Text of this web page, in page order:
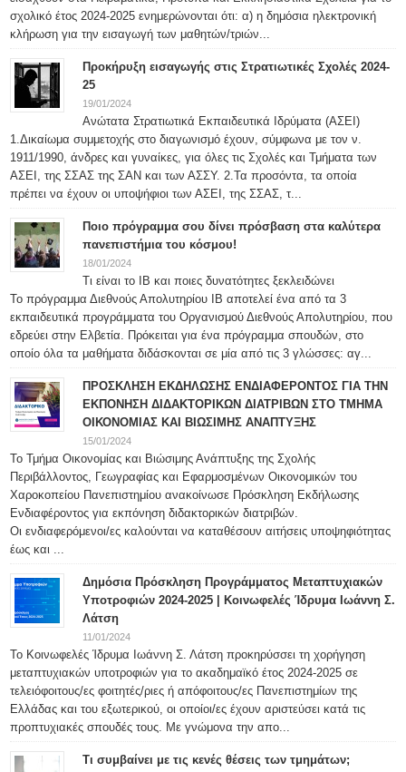
σχολικό έτος 2024-2025 ενημερώνονται ότι: α) η δημόσια ηλεκτρονική
κλήρωση για την εισαγωγή των μαθητών/τριών...
Προκήρυξη εισαγωγής στις Στρατιωτικές Σχολές 2024-
25
19/01/2024
Ανώτατα Στρατιωτικά Εκπαιδευτικά Ιδρύματα (ΑΣΕΙ)
1.Δικαίωμα συμμετοχής στο διαγωνισμό έχουν, σύμφωνα με τον ν.
1911/1990, άνδρες και γυναίκες, για όλες τις Σχολές και Τμήματα των
ΑΣΕΙ, της ΣΣΑΣ της ΣΑΝ και των ΑΣΣΥ. 2.Τα προσόντα, τα οποία
πρέπει να έχουν οι υποψήφιοι των ΑΣΕΙ, της ΣΣΑΣ, τ...
Ποιο πρόγραμμα σου δίνει πρόσβαση στα καλύτερα
πανεπιστήμια του κόσμου!
18/01/2024
Τι είναι το IB και ποιες δυνατότητες ξεκλειδώνει
Το πρόγραμμα Διεθνούς Απολυτηρίου IB αποτελεί ένα από τα 3
εκπαιδευτικά προγράμματα του Οργανισμού Διεθνούς Απολυτηρίου, που
εδρεύει στην Ελβετία. Πρόκειται για ένα πρόγραμμα σπουδών, στο
οποίο όλα τα μαθήματα διδάσκονται σε μία από τις 3 γλώσσες: αγ...
ΠΡΟΣΚΛΗΣΗ ΕΚΔΗΛΩΣΗΣ ΕΝΔΙΑΦΕΡΟΝΤΟΣ ΓΙΑ ΤΗΝ
ΕΚΠΟΝΗΣΗ ΔΙΔΑΚΤΟΡΙΚΩΝ ΔΙΑΤΡΙΒΩΝ ΣΤΟ ΤΜΗΜΑ
ΟΙΚΟΝΟΜΙΑΣ ΚΑΙ ΒΙΩΣΙΜΗΣ ΑΝΑΠΤΥΞΗΣ
15/01/2024
Το Τμήμα Οικονομίας και Βιώσιμης Ανάπτυξης της Σχολής
Περιβάλλοντος, Γεωγραφίας και Εφαρμοσμένων Οικονομικών του
Χαροκοπείου Πανεπιστημίου ανακοίνωσε Πρόσκληση Εκδήλωσης
Ενδιαφέροντος για εκπόνηση διδακτορικών διατριβών.
Οι ενδιαφερόμενοι/ες καλούνται να καταθέσουν αιτήσεις υποψηφιότητας
έως και ...
Δημόσια Πρόσκληση Προγράμματος Μεταπτυχιακών
Υποτροφιών 2024-2025 | Κοινωφελές Ίδρυμα Ιωάννη Σ.
Λάτση
11/01/2024
Το Κοινωφελές Ίδρυμα Ιωάννη Σ. Λάτση προκηρύσσει τη χορήγηση
μεταπτυχιακών υποτροφιών για το ακαδημαϊκό έτος 2024-2025 σε
τελειόφοιτους/ες φοιτητές/ριες ή απόφοιτους/ες Πανεπιστημίων της
Ελλάδας και του εξωτερικού, οι οποίοι/ες έχουν αριστεύσει κατά τις
προπτυχιακές σπουδές τους. Με γνώμονα την απο...
Τι συμβαίνει με τις κενές θέσεις των τμημάτων;